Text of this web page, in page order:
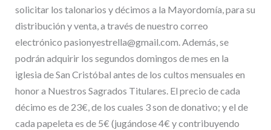
solicitar los talonarios y décimos a la Mayordomía, para su
distribución y venta, a través de nuestro correo
electrónico pasionyestrella@gmail.com. Además, se
podrán adquirir los segundos domingos de mes en la
iglesia de San Cristóbal antes de los cultos mensuales en
honor a Nuestros Sagrados Titulares. El precio de cada
décimo es de 23€, de los cuales 3 son de donativo; y el de
cada papeleta es de 5€ (jugándose 4€ y contribuyendo